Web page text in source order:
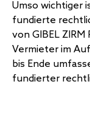
Umso wichtiger
fundierte
von GIBEL
Vermieter im
bis Ende
fundierter